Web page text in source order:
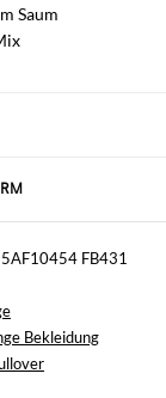
Saum
FB431
Bekleidung